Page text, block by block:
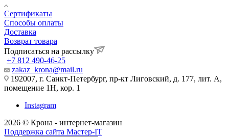
Сертификаты
Способы оплаты
Доставка
Возврат товара
Подписаться на рассылку
+7 812 490-46-25
zakaz_krona@mail.ru
192007, г. Санкт-Петербург, пр-кт Лиговский, д. 177, лит. А,
помещение 1Н, кор. 1
Instagram
2026 © Крона - интернет-магазин
Поддержка сайта Мастер-IT